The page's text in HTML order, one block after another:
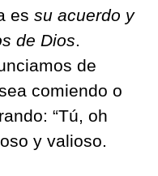
es su acuerdo y
de Dios
de
comiendo o
“Tú, oh
y valioso.